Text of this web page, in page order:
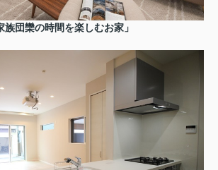
族団欒の時間を楽しむお家」